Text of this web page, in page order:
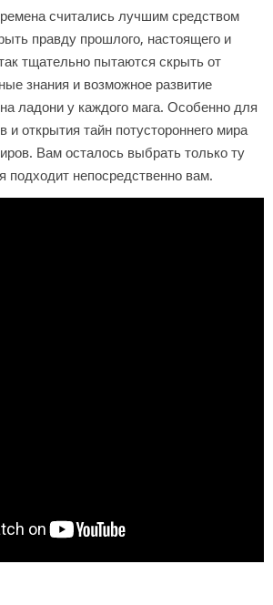
считались лучшим средством
правду прошлого, настоящего и
тщательно пытаются скрыть от
знания и возможное развитие
ладони у каждого мага. Особенно для
и открытия тайн потустороннего мира
Вам осталось выбрать только ту
подходит непосредственно вам.